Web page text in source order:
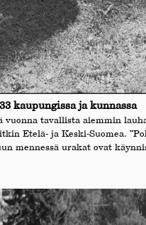
kaupungissa ja kunnassa
tavallista aiemmin
Etelä- ja Keski-Suomea.
mennessä urakat ovat